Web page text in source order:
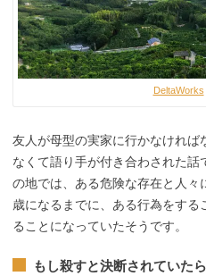
DeltaWorks
友人が母型の実家に行かなけれ
なくて語り手が付き合わされた
の地では、ある危険な存在と人
歳になるまでに、ある行為をす
ることになっていたそうです。
もし殺すと決断されていたら